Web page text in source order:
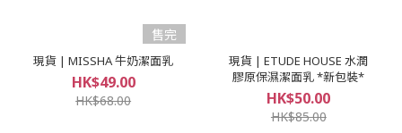
售完
現貨 | MISSHA 牛奶潔面乳
HK$49.00
HK$68.00
現貨 | ETUDE HOUSE 水潤
膠原保濕潔面乳 *新包裝*
HK$50.00
HK$85.00